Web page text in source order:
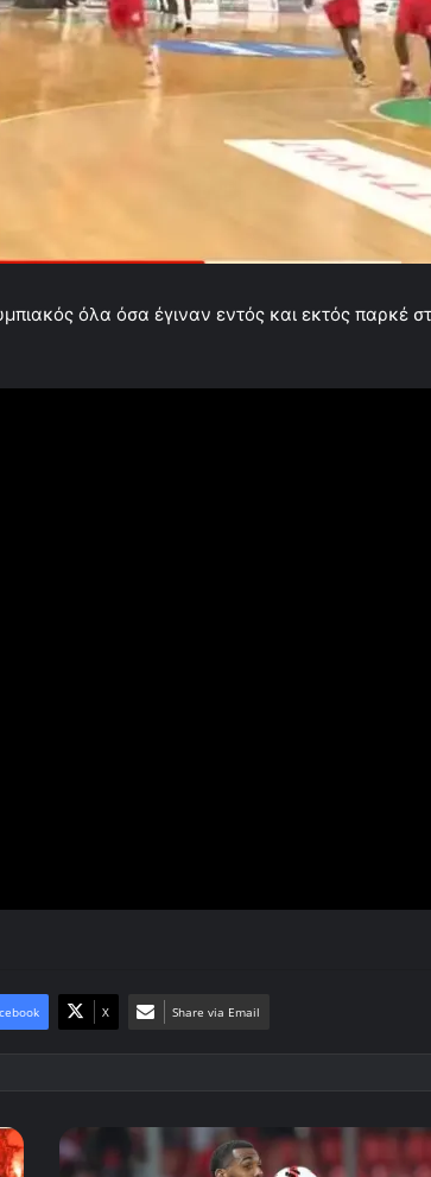
όλα όσα έγιναν εντός και εκτός παρκέ
X Share via Email
Η
Μακάμπι